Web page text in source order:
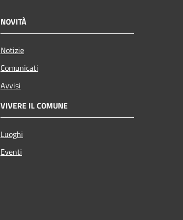
NOVITÀ
Notizie
Comunicati
Avvisi
VIVERE IL COMUNE
Luoghi
Eventi